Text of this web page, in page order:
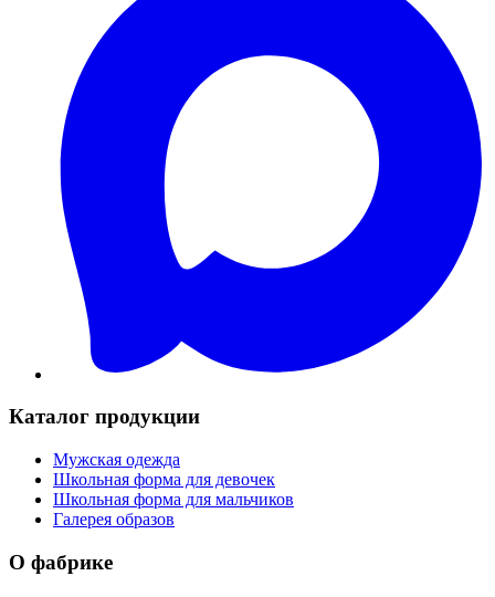
Каталог продукции
Мужская одежда
Школьная форма для девочек
Школьная форма для мальчиков
Галерея образов
О фабрике